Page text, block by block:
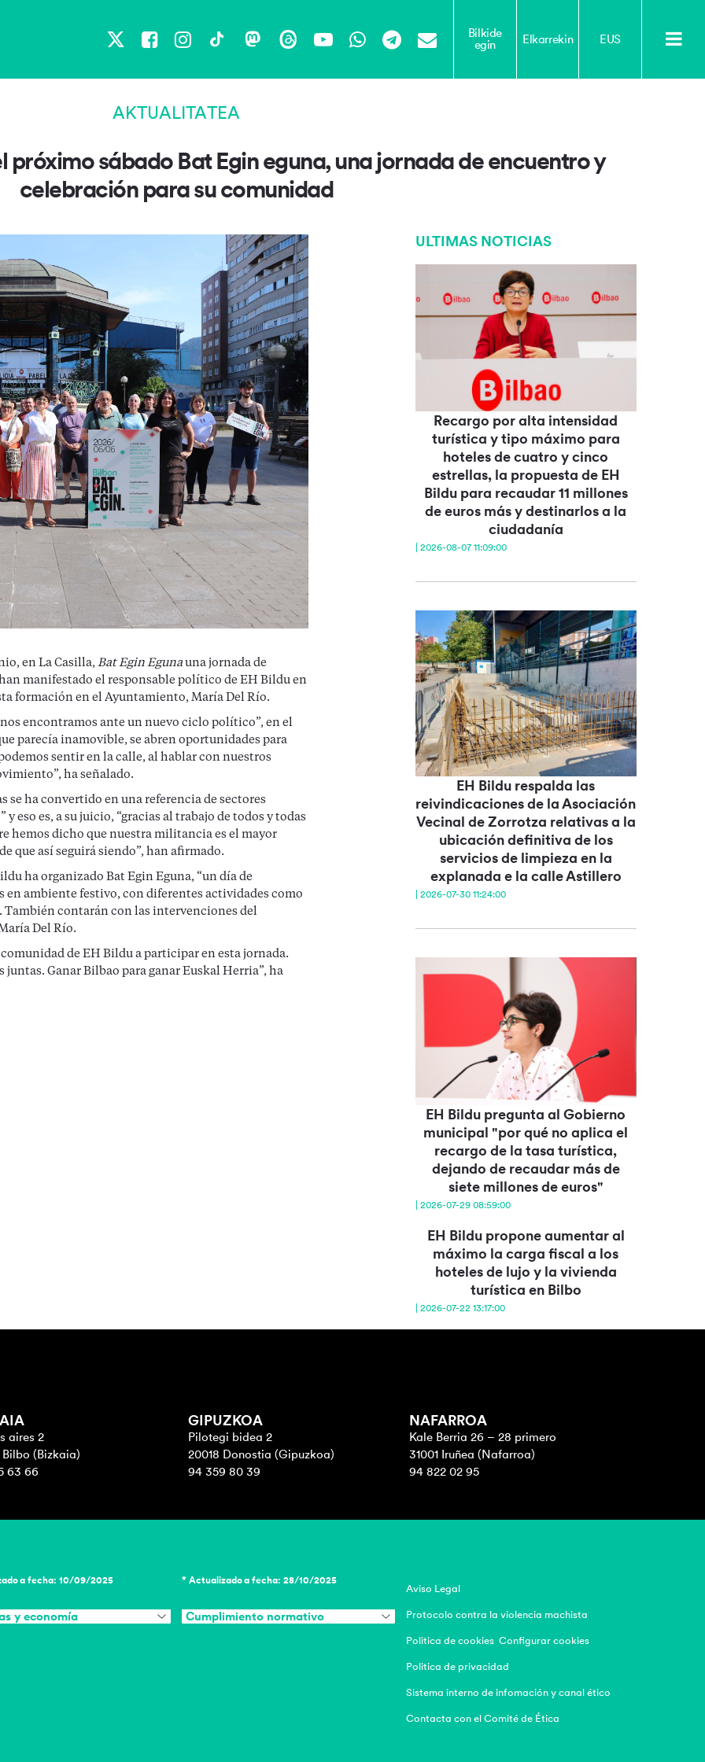
X Facebook
Instagram
TikTokMastodon
ThreadsYouTubeWhatsApp
Telegram
Email
Bilkide
egin
Elkarrekin EUS
AKTUALITATEA
próximo sábado Bat Egin eguna, una jornada de encuentro y
celebración para su comunidad
en La Casilla, Bat Egin Eguna una jornada de
manifestado el responsable político de EH Bildu en
formación en el Ayuntamiento, María Del Río.
encontramos ante un nuevo ciclo político”, en el
parecía inamovible, se abren oportunidades para
sentir en la calle, al hablar con nuestros
ha señalado.
se ha convertido en una referencia de sectores
eso es, a su juicio, “gracias al trabajo de todos y todas
hemos dicho que nuestra militancia es el mayor
que así seguirá siendo”, han afirmado.
ha organizado Bat Egin Eguna, “un día de
ambiente festivo, con diferentes actividades como
contarán con las intervenciones del
Del Río.
de EH Bildu a participar en esta jornada.
juntas. Ganar Bilbao para ganar Euskal Herria”, ha
ULTIMAS NOTICIAS
Recargo por alta intensidad
turística y tipo máximo para
hoteles de cuatro y cinco
estrellas, la propuesta de EH
Bildu para recaudar 11 millones
de euros más y destinarlos a la
ciudadanía
| 2026-08-07 11:09:00
EH Bildu respalda las
reivindicaciones de la Asociación
Vecinal de Zorrotza relativas a la
ubicación definitiva de los
servicios de limpieza en la
explanada e la calle Astillero
| 2026-07-30 11:24:00
EH Bildu pregunta al Gobierno
municipal "por qué no aplica el
recargo de la tasa turística,
dejando de recaudar más de
siete millones de euros"
| 2026-07-29 08:59:00
EH Bildu propone aumentar al
máximo la carga fiscal a los
hoteles de lujo y la vivienda
turística en Bilbo
| 2026-07-22 13:17:00
aires 2
Bilbo (Bizkaia)
63 66
GIPUZKOA
Pilotegi bidea 2
20018 Donostia (Gipuzkoa)
94 359 80 39
NAFARROA
Kale Berria 26 – 28 primero
31001 Iruñea (Nafarroa)
94 822 02 95
a fecha: 10/09/2025
y economía
* Actualizado a fecha: 28/10/2025
Cumplimiento normativo
Aviso Legal
Protocolo contra la violencia machista
Politica de cookies Configurar cookies
Politica de privacidad
Sistema interno de infomación y canal ético
Contacta con el Comité de Ética